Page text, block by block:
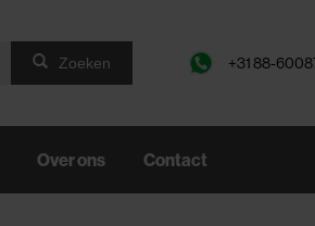
Zoeken +31 88-
Over ons Contact